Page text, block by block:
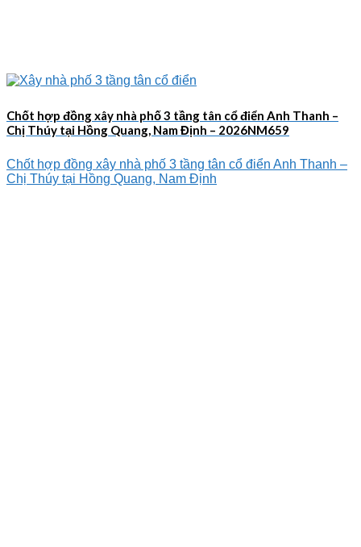
Chốt hợp đồng xây nhà phố 3 tầng tân cổ điển Anh Thanh –
Chị Thúy tại Hồng Quang, Nam Định – 2026NM659
Chốt hợp đồng xây nhà phố 3 tầng tân cổ điển Anh Thanh –
Chị Thúy tại Hồng Quang, Nam Định